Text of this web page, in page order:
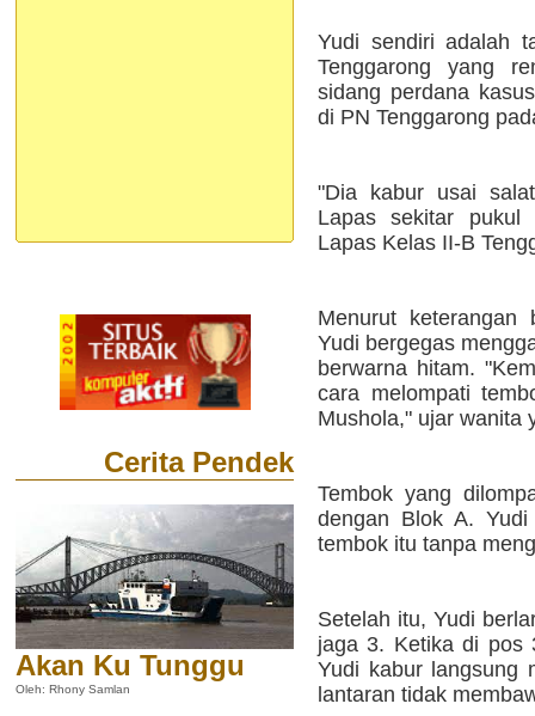
Cerita Pendek
Akan Ku Tunggu
Oleh: Rhony Samlan
Yudi sendiri adalah
Tenggarong yang
sidang perdana
di PN Tenggarong
"Dia kabur usai
Lapas sekitar
Lapas Kelas II-B
Menurut keterangan
Yudi bergegas
berwarna hitam.
cara melompati
Mushola," ujar wanita
Tembok yang
dengan Blok A.
tembok itu tanpa
Setelah itu, Yudi
jaga 3. Ketika di pos
Yudi kabur langsung
lantaran tidak